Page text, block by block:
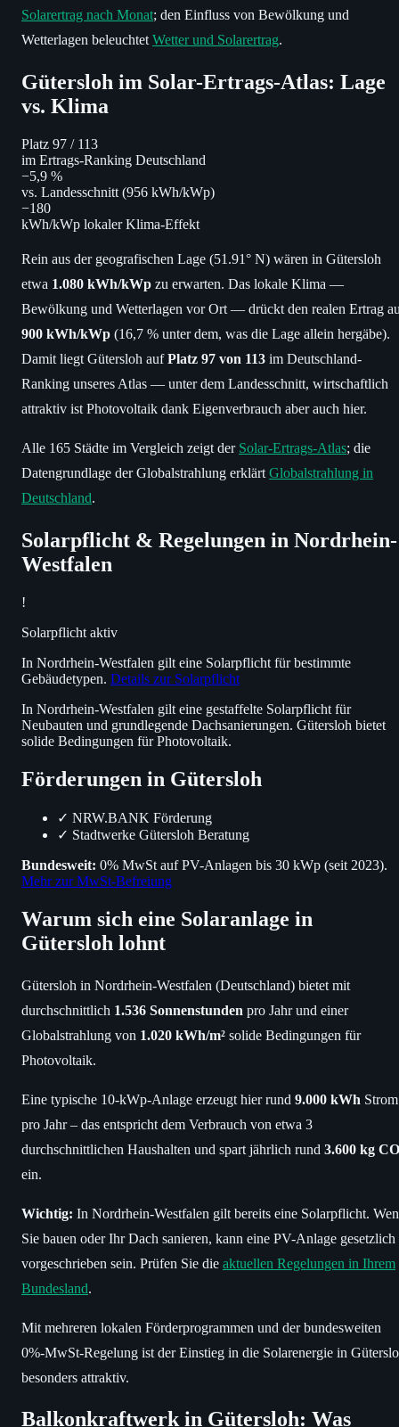
Solarertrag nach Monat; den Einfluss von Bewölkung und
Wetterlagen beleuchtet Wetter und Solarertrag.
Gütersloh im Solar-Ertrags-Atlas: Lage
vs. Klima
Platz 97 / 113
im Ertrags-Ranking Deutschland
−5,9 %
vs. Landesschnitt (956 kWh/kWp)
−180
kWh/kWp lokaler Klima-Effekt
Rein aus der geografischen Lage (51.91° N) wären in Gütersloh
etwa 1.080 kWh/kWp zu erwarten. Das lokale Klima —
Bewölkung und Wetterlagen vor Ort — drückt den realen Ertrag
900 kWh/kWp (16,7 % unter dem, was die Lage allein hergäbe).
Damit liegt Gütersloh aufPlatz 97 von 113 im Deutschland-
Ranking unseres Atlas — unter dem Landesschnitt, wirtschaftlich
attraktiv ist Photovoltaik dank Eigenverbrauch aber auch hier.
Alle 165 Städte im Vergleich zeigt der Solar-Ertrags-Atlas; die
Datengrundlage der Globalstrahlung erklärt Globalstrahlung in
Deutschland.
Solarpflicht & Regelungen in Nordrhein-
Westfalen
!
Solarpflicht aktiv
In Nordrhein-Westfalen gilt eine Solarpflicht für bestimmte
Gebäudetypen. Details zur Solarpflicht
In Nordrhein-Westfalen gilt eine gestaffelte Solarpflicht für
Neubauten und grundlegende Dachsanierungen. Gütersloh bietet
solide Bedingungen für Photovoltaik.
Förderungen in Gütersloh
✓ NRW.BANK Förderung
✓ Stadtwerke Gütersloh Beratung
Bundesweit: 0% MwSt auf PV-Anlagen bis 30 kWp (seit 2023).
Mehr zur MwSt-Befreiung
Warum sich eine Solaranlage in
Gütersloh lohnt
Gütersloh in Nordrhein-Westfalen (Deutschland) bietet mit
durchschnittlich 1.536 Sonnenstunden pro Jahr und einer
Globalstrahlung von 1.020 kWh/m² solide Bedingungen für
Photovoltaik.
Eine typische 10-kWp-Anlage erzeugt hier rund 9.000 kWh Strom
pro Jahr – das entspricht dem Verbrauch von etwa 3
durchschnittlichen Haushalten und spart jährlich rund 3.600 kg
ein.
Wichtig: In Nordrhein-Westfalen gilt bereits eine Solarpflicht.
Sie bauen oder Ihr Dach sanieren, kann eine PV-Anlage gesetzlich
vorgeschrieben sein. Prüfen Sie die aktuellen Regelungen in Ihrem
Bundesland.
Mit mehreren lokalen Förderprogrammen und der bundesweiten
0%-MwSt-Regelung ist der Einstieg in die Solarenergie in
besonders attraktiv.
Balkonkraftwerk in Gütersloh: Was